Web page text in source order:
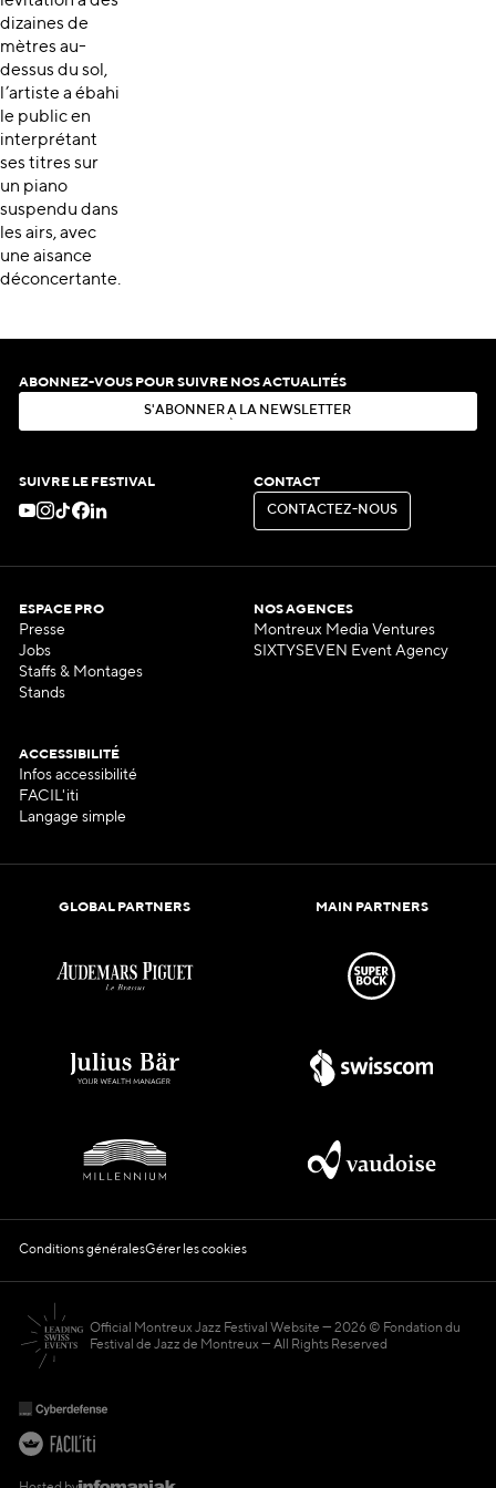
dizaines de
mètres au-
dessus du sol,
l’artiste a ébahi
le public en
interprétant
ses titres sur
un piano
suspendu dans
les airs, avec
une aisance
déconcertante.
ABONNEZ-VOUS POUR SUIVRE NOS ACTUALITÉS
S'ABON N ER À LA N EWSLE ER
SUIVRE LE FESTIVAL CONTACT
CON ACT EZ-N OUS
CONTACTEZ-NOUS
ESPACE PRO
Presse
Jobs
Staffs & Montages
Stands
NOS AGENCES
Montreux Media Ventures
SIXTYSEVEN Event Agency
ACCESSIBILITÉ
Infos accessibilité
FACIL'iti
Langage simple
GLOBAL PARTNERS MAIN PARTNERS
Conditions généralesGérer les cookies
Official Montreux Jazz Festival Website
2026 © Fondation du
Festival de Jazz de Montreux — All Rights Reserved